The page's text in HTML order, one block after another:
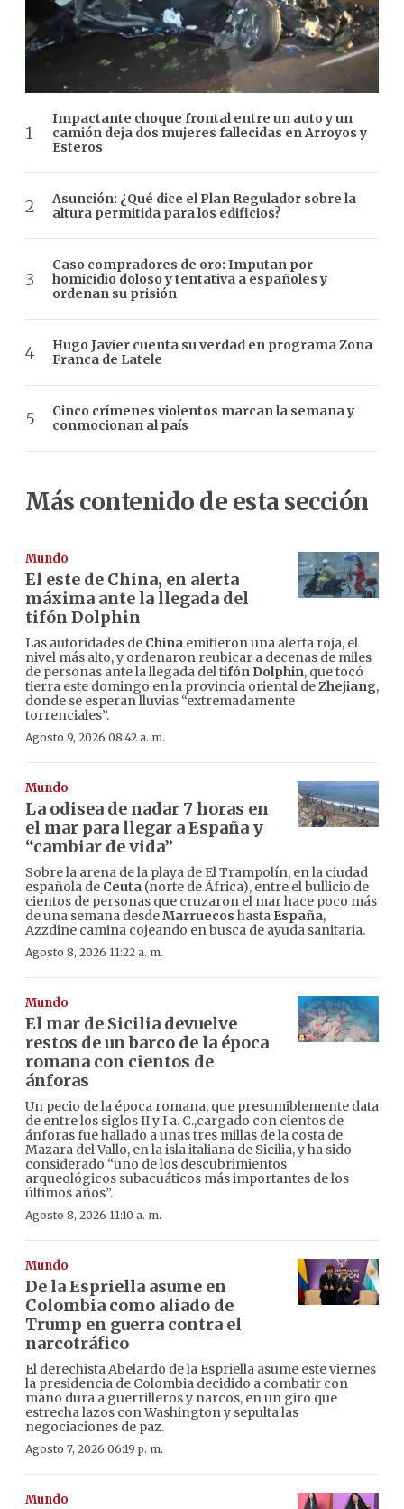
Impactante choque frontal entre un auto y un
camión deja dos mujeres fallecidas en Arroyos y
Esteros
Asunción: ¿Qué dice el Plan Regulador sobre la
altura permitida para los edificios?
Caso compradores de oro: Imputan por
homicidio doloso y tentativa a españoles y
ordenan su prisión
Hugo Javier cuenta su verdad en programa Zona
Franca de Latele
Cinco crímenes violentos marcan la semana y
conmocionan al país
Más contenido de esta sección
Mundo
El este de China, en alerta
máxima ante la llegada del
tifón Dolphin
Las autoridades de China emitieron una alerta roja, el
nivel más alto, y ordenaron reubicar a decenas de miles
de personas ante la llegada del tifón Dolphin, que tocó
tierra este domingo en la provincia oriental deZhejiang,
donde se esperan lluvias “extremadamente
torrenciales”.
Agosto 9, 2026 08:42 a. m.
Mundo
La odisea de nadar 7 horas en
el mar para llegar a España y
“cambiar de vida”
Sobre la arena de la playa de El Trampolín, en la ciudad
española de Ceuta (norte de África), entre el bullicio de
cientos de personas que cruzaron el mar hace poco más
de una semana desdeMarruecos hasta España,
Azzdine camina cojeando en busca de ayuda sanitaria.
Agosto 8, 2026 11:22 a. m.
Mundo
El mar de Sicilia devuelve
restos de un barco de la época
romana con cientos de
ánforas
Un pecio de la época romana, que presumiblemente data
de entre los siglos II y I a. C.,cargado con cientos de
ánforas fue hallado a unas tres millas de la costa de
Mazara del Vallo, en la isla italiana de Sicilia, y ha sido
considerado “uno de los descubrimientos
arqueológicos subacuáticos más importantes de los
últimos años”.
Agosto 8, 2026 11:10 a. m.
Mundo
De la Espriella asume en
Colombia como aliado de
Trump en guerra contra el
narcotráfico
El derechista Abelardo de la Espriella asume este viernes
la presidencia de Colombia decidido a combatir con
mano dura a guerrilleros y narcos, en un giro que
estrecha lazos con Washington y sepulta las
negociaciones de paz.
Agosto 7, 2026 06:19 p. m.
Mundo